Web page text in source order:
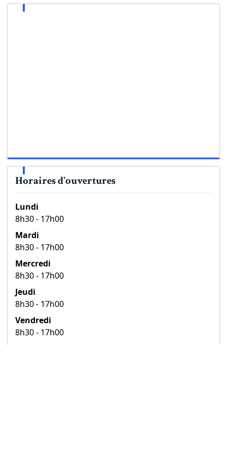
Horaires d'ouvertures
Lundi
8h30 - 17h00
Mardi
8h30 - 17h00
Mercredi
8h30 - 17h00
Jeudi
8h30 - 17h00
Vendredi
8h30 - 17h00